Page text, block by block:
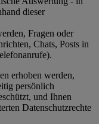
dieser
Fragen oder
Chats, Posts in
erhoben werden,
persönlich
und Ihnen
Datenschutzrechte